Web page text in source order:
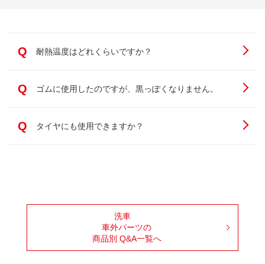
Q 耐熱温度はどれくらいですか？
Q ゴムに使用したのですが、黒っぽくなりません。
Q タイヤにも使用できますか？
洗車
車外パーツの
商品別 Q&A一覧へ